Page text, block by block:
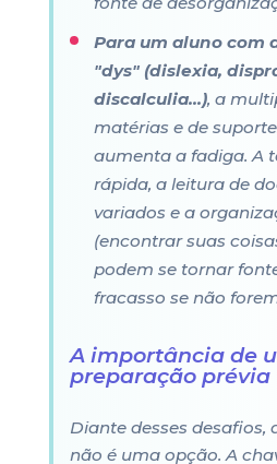
Para um aluno com
"dys" (dislexia,
discalculia...), a
matérias e de
aumenta a fadiga. A
rápida, a leitura de
variados e a
(encontrar suas
podem se tornar
fracasso se não
A importância de
preparação prévia
Diante desses desafios,
não é uma opção. A